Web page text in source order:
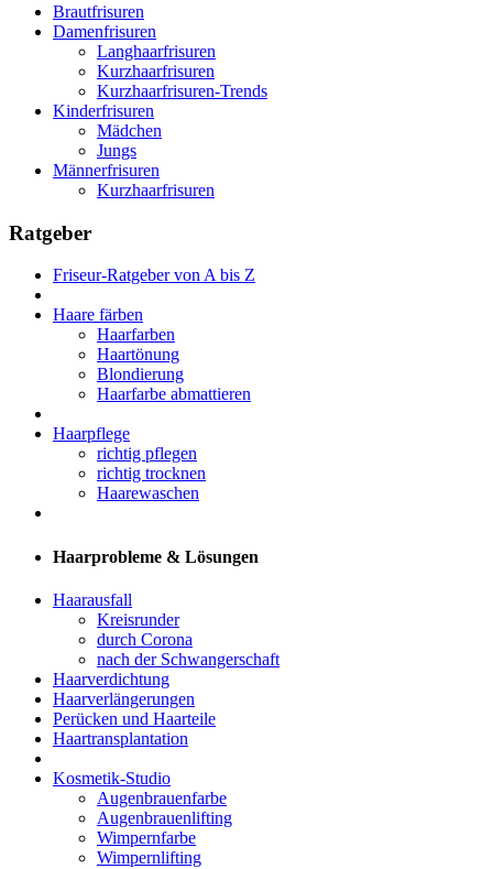
Brautfrisuren
Damenfrisuren
Langhaarfrisuren
Kurzhaarfrisuren
Kurzhaarfrisuren-Trends
Kinderfrisuren
Mädchen
Jungs
Männerfrisuren
Kurzhaarfrisuren
Ratgeber
Friseur-Ratgeber von A bis Z
Haare färben
Haarfarben
Haartönung
Blondierung
Haarfarbe abmattieren
Haarpflege
richtig pflegen
richtig trocknen
Haarewaschen
Haarprobleme & Lösungen
Haarausfall
Kreisrunder
durch Corona
nach der Schwangerschaft
Haarverdichtung
Haarverlängerungen
Perücken und Haarteile
Haartransplantation
Kosmetik-Studio
Augenbrauenfarbe
Augenbrauenlifting
Wimpernfarbe
Wimpernlifting